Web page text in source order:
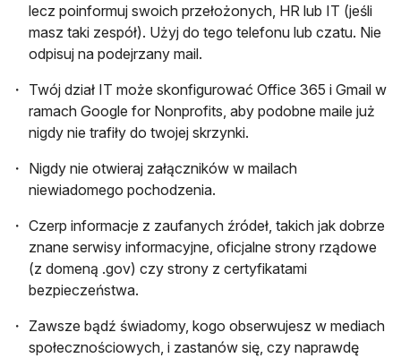
lecz poinformuj swoich przełożonych, HR lub IT (jeśli
masz taki zespół). Użyj do tego telefonu lub czatu. Nie
odpisuj na podejrzany mail.
Twój dział IT może skonfigurować Office 365 i Gmail w
ramach Google for Nonprofits, aby podobne maile już
nigdy nie trafiły do twojej skrzynki.
Nigdy nie otwieraj załączników w mailach
niewiadomego pochodzenia.
Czerp informacje z zaufanych źródeł, takich jak dobrze
znane serwisy informacyjne, oficjalne strony rządowe
(z domeną .gov) czy strony z certyfikatami
bezpieczeństwa.
Zawsze bądź świadomy, kogo obserwujesz w mediach
społecznościowych, i zastanów się, czy naprawdę